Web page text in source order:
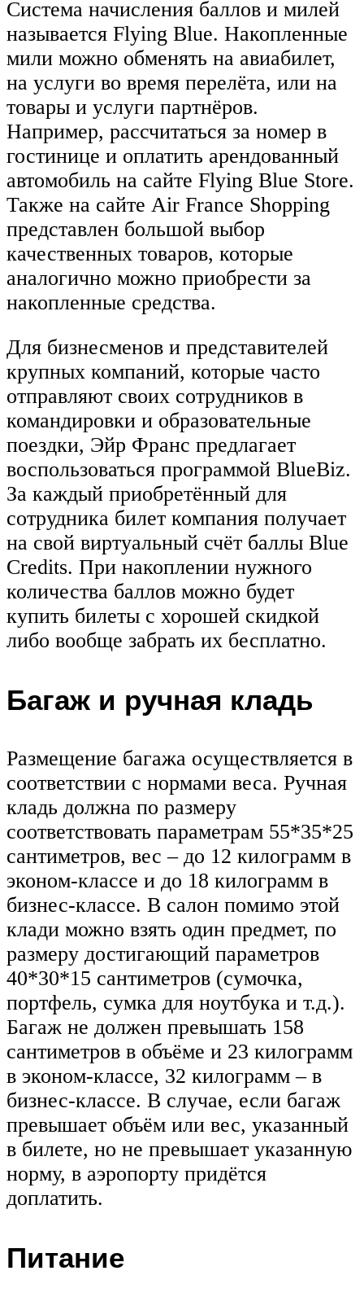
Система начисления баллов и милей
называется Flying Blue. Накопленные
мили можно обменять на авиабилет,
на услуги во время перелёта, или на
товары и услуги партнёров.
Например, рассчитаться за номер в
гостинице и оплатить арендованный
автомобиль на сайте Flying Blue Store.
Также на сайте Air France Shopping
представлен большой выбор
качественных товаров, которые
аналогично можно приобрести за
накопленные средства.
Для бизнесменов и представителей
крупных компаний, которые часто
отправляют своих сотрудников в
командировки и образовательные
поездки, Эйр Франс предлагает
воспользоваться программой BlueBiz.
За каждый приобретённый для
сотрудника билет компания получает
на свой виртуальный счёт баллы Blue
Credits. При накоплении нужного
количества баллов можно будет
купить билеты с хорошей скидкой
либо вообще забрать их бесплатно.
Багаж и ручная кладь
Размещение багажа осуществляется в
соответствии с нормами веса. Ручная
кладь должна по размеру
соответствовать параметрам 55*35*25
сантиметров, вес – до 12 килограмм в
эконом-классе и до 18 килограмм в
бизнес-классе. В салон помимо этой
клади можно взять один предмет, по
размеру достигающий параметров
40*30*15 сантиметров (сумочка,
портфель, сумка для ноутбука и т.д.).
Багаж не должен превышать 158
сантиметров в объёме и 23 килограмм
в эконом-классе, 32 килограмм – в
бизнес-классе. В случае, если багаж
превышает объём или вес, указанный
в билете, но не превышает указанную
норму, в аэропорту придётся
доплатить.
Питание